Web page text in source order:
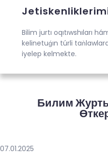
Bilim jurtı oqıtıwshıları
kelinetuǵın túrli
iyelep kelmekte.
Билим
07.01.2025